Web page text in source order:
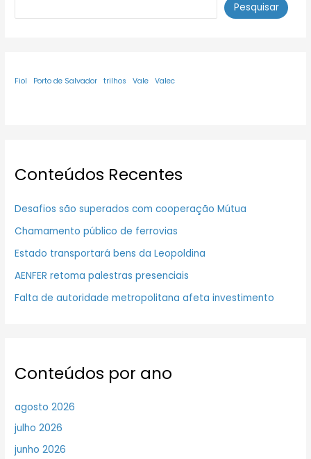
Pesquisar
Fiol Porto de Salvador trilhos Vale Valec
Conteúdos Recentes
Desafios são superados com cooperação Mútua
Chamamento público de ferrovias
Estado transportará bens da Leopoldina
AENFER retoma palestras presenciais
Falta de autoridade metropolitana afeta investimento
Conteúdos por ano
agosto 2026
julho 2026
junho 2026